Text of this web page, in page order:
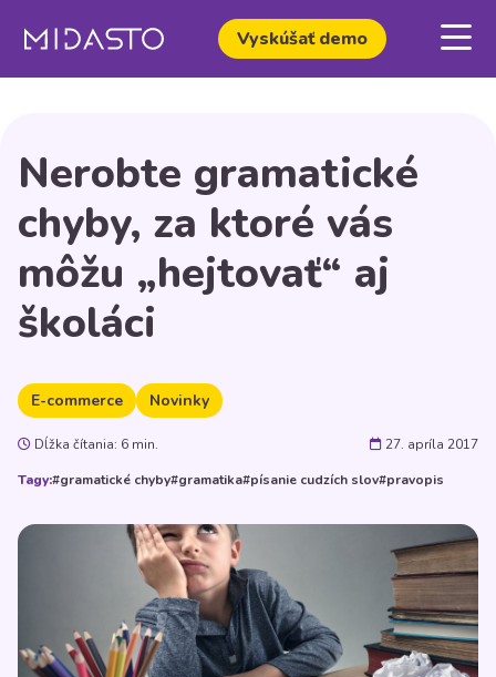
Vyskúšať demo
Nerobte gramatické
chyby, za ktoré vás
môžu „hejtovať“ aj
školáci
E-commerce Novinky
Dĺžka čítania: 6 min.
27. apríla 2017
Tagy:#gramatické chyby#gramatika#písanie cudzích slov#pravopis